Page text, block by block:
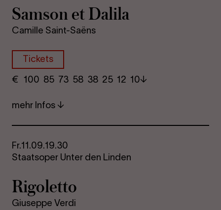
Sam­son et Da­li­la
Camille Saint-Saëns
Tickets
€ ​ 100 85 73​ 58 38 25​ 12 10
mehr Infos
Fr.11.09.19.30
Staatsoper Unter den Linden
Ri­go­let­to
Giuseppe Verdi